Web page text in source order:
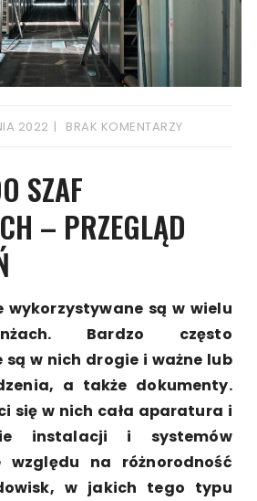
2022 BRAK KOMENTARZY
SZAF
– PRZEGLĄD
wykorzystywane są w wielu
Bardzo często
są w nich drogie i ważne lub
a także dokumenty.
się w nich cała aparatura i
instalacji i systemów
względu na różnorodność
w jakich tego typu